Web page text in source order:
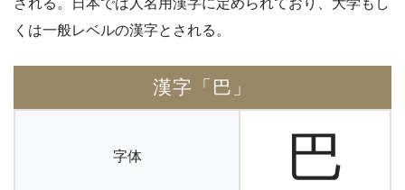
くは一般レベルの漢字とされる。
漢字「巴」
字体 巴